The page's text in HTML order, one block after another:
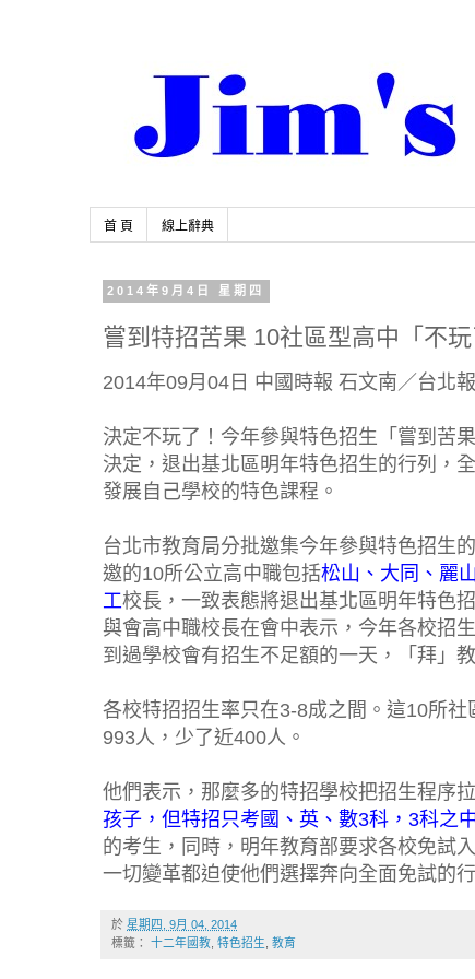
首 頁 線上辭典
2014年9月4日 星期四
嘗到特招苦果 10社區型高中「不玩
2014年09月04日 中國時報 石文南／台北
決定不玩了！今年參與特色招生「嘗到苦
決定，退出基北區明年特色招生的行列，
發展自己學校的特色課程。
台北市教育局分批邀集今年參與特色招生
邀的10所公立高中職包括松山、大同、麗
工校長，一致表態將退出基北區明年特色
與會高中職校長在會中表示，今年各校招
到過學校會有招生不足額的一天，「拜」
各校特招招生率只在3-8成之間。這10所
993人，少了近400人。
他們表示，那麼多的特招學校把招生程序
孩子， 但特招只考國、英、數3科，3科之
的考生，同時，明年教育部要求各校免試
一切變革都迫使他們選擇奔向全面免試的行
於 星期四, 9月 04, 2014
標籤： 十二年國教 特色招生 教育